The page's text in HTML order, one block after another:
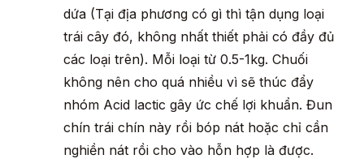
dứa (Tại địa phương có gì thì tận dụng loại
trái cây đó, không nhất thiết phải có đầy đủ
các loại trên). Mỗi loại từ 0.5-1kg. Chuối
không nên cho quá nhiều vì sẽ thúc đẩy
nhóm Acid lactic gây ức chế lợi khuẩn. Đun
chín trái chín này rồi bóp nát hoặc chỉ cần
nghiền nát rồi cho vào hỗn hợp là được.